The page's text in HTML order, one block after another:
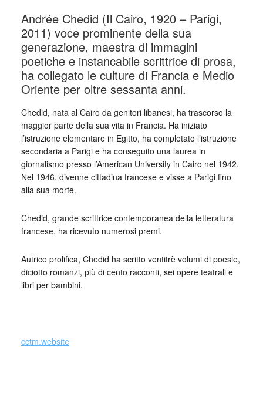
Andrée Chedid (Il Cairo, 1920 – Parigi,
2011) voce prominente della sua
generazione, maestra di immagini
poetiche e instancabile scrittrice di prosa,
ha collegato le culture di Francia e Medio
Oriente per oltre sessanta anni.
Chedid, nata al Cairo da genitori libanesi, ha trascorso la
maggior parte della sua vita in Francia. Ha iniziato
l’istruzione elementare in Egitto, ha completato l’istruzione
secondaria a Parigi e ha conseguito una laurea in
giornalismo presso l’American University in Cairo nel 1942.
Nel 1946, divenne cittadina francese e visse a Parigi fino
alla sua morte.
Chedid, grande scrittrice contemporanea della letteratura
francese, ha ricevuto numerosi premi.
Autrice prolifica, Chedid ha scritto ventitrè volumi di poesie,
diciotto romanzi, più di cento racconti, sei opere teatrali e
libri per bambini.
cctm.website